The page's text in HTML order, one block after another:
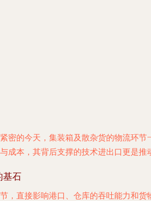
密的今天，集装箱及散杂货的物流环
成本，其背后支撑的技术进出口更是推
基石
，直接影响港口、仓库的吞吐能力和